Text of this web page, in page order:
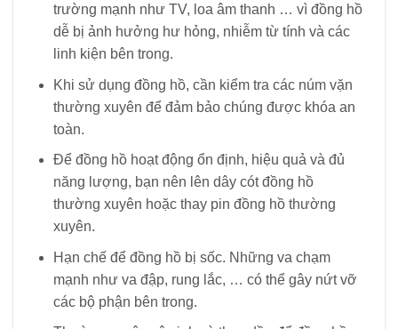
mạnh như va đập, rung lắc, … có thể gây nứt vỡ
các bộ phận bên trong.
Thường xuyên vệ sinh và thay dầu để đồng hồ
và các bộ phận khác hoạt động trơn tru. Động cơ
bên trong chuyển động chính xác hơn.